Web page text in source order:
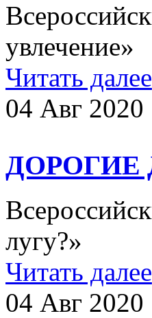
Читать далее
04 Авг 2020
ДОРОГИЕ
лугу?»
Читать далее
04 Авг 2020